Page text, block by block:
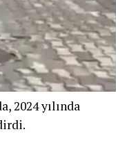
2024 yılında